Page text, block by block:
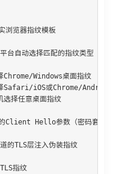
览器指纹模板
台自动选择匹配的指纹类型
Chrome/Windows桌面指纹
Safari/iOS或Chrome/Android
择任意桌面指纹
Client Hello参数（密码套件、
的TLS层注入伪装指纹
指纹